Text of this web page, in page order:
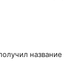
название